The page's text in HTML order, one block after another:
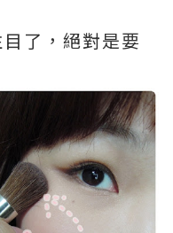
了，絕對是要